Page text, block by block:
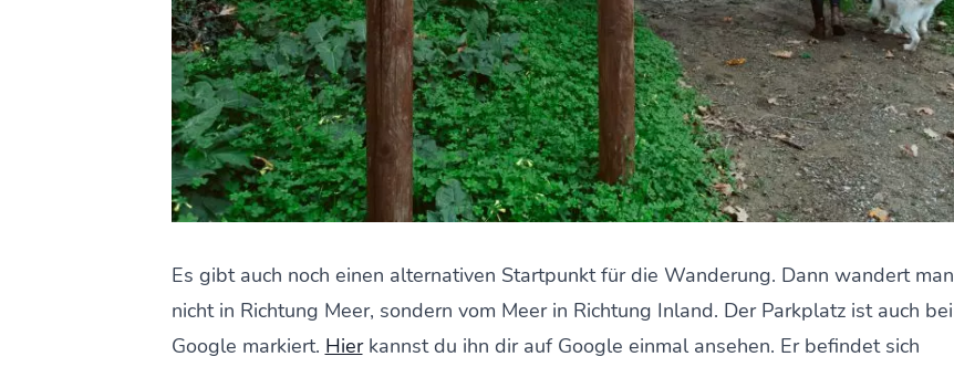
Es gibt auch noch einen alternativen Startpunkt für die Wanderung. Dann wandert man
nicht in Richtung Meer, sondern vom Meer in Richtung Inland. Der Parkplatz ist auch bei
Google markiert. Hierkannst du ihn dir auf Google einmal ansehen. Er befindet sich